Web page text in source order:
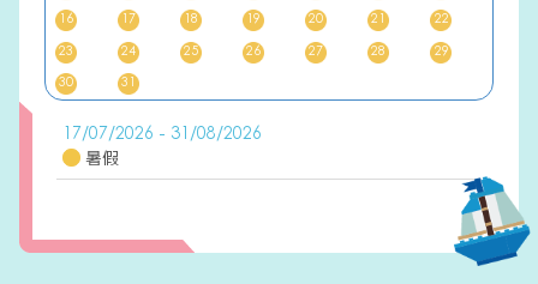
16
17 18 19 20 21
22
23
24 25 26 27 28
29
30
31
17/07/2026 - 31/08/2026
暑假